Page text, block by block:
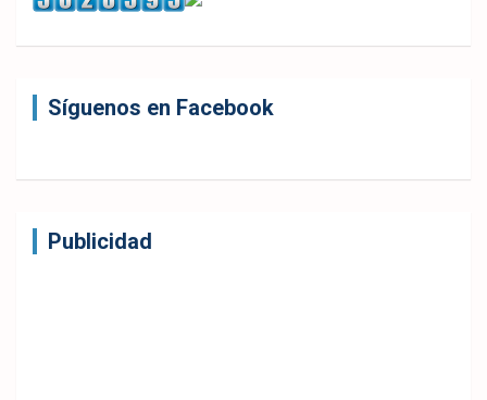
Síguenos en Facebook
Publicidad